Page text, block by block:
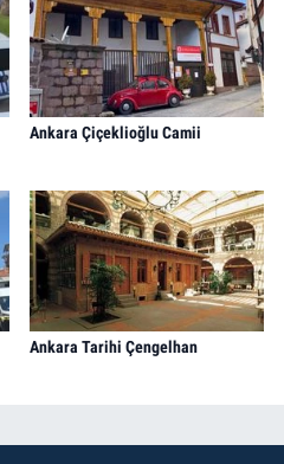
Ankara Çiçeklioğlu Camii
Ankara Tarihi Çengelhan